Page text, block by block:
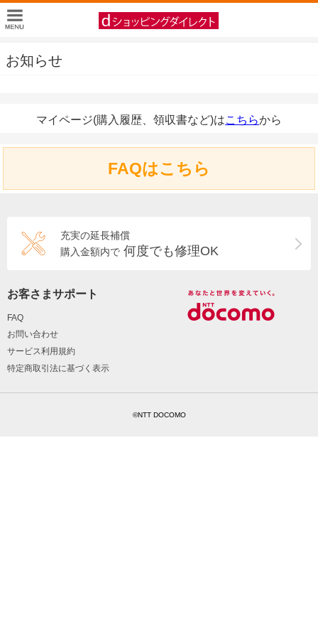
お知らせ
マイページ(購入履歴、領収書など)はこちらから
FAQはこちら
充実の延長補償
購入金額内で 何度でも修理OK
お客さまサポート
FAQ
お問い合わせ
サービス利用規約
特定商取引法に基づく表示
©NTT DOCOMO